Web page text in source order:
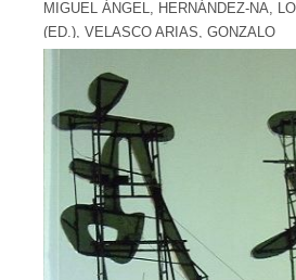
MIGUEL ÁNGEL, HERNÁNDEZ-NA,
(ED.), VELASCO ARIAS, GONZALO
12,00 €